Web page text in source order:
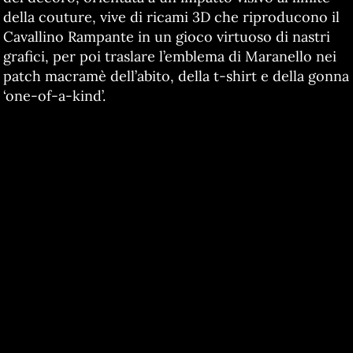
della couture, vive di ricami 3D che riproducono il
Cavallino Rampante in un gioco virtuoso di nastri
grafici, per poi traslare l’emblema di Maranello nei
patch macramè dell’abito, della t-shirt e della gonna
‘one-of-a-kind’.